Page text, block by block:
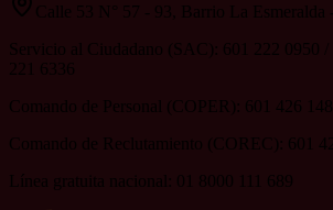
Calle 53 N° 57 - 93, Barrio La Esmeralda
Servicio al Ciudadano (SAC): 601 222 0950 /
221 6336
Comando de Personal (COPER): 601 426
Comando de Reclutamiento (COREC): 601
Línea gratuita nacional: 01 8000 111 689